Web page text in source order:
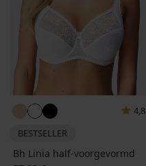
4,8
BESTSELLER
Bh Linia half-voorgevormd